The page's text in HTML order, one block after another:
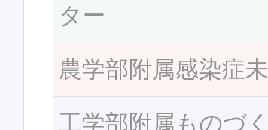
ター
農学部附属感染症
工学部附属ものづ